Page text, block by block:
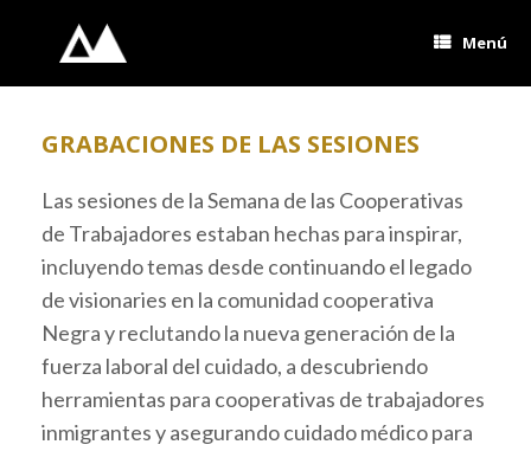
contenido
Menú
GRABACIONES DE LAS SESIONES
Las sesiones de la Semana de las Cooperativas
de Trabajadores estaban hechas para inspirar,
incluyendo temas desde continuando el legado
de visionaries en la comunidad cooperativa
Negra y reclutando la nueva generación de la
fuerza laboral del cuidado, a descubriendo
herramientas para cooperativas de trabajadores
inmigrantes y asegurando cuidado médico para